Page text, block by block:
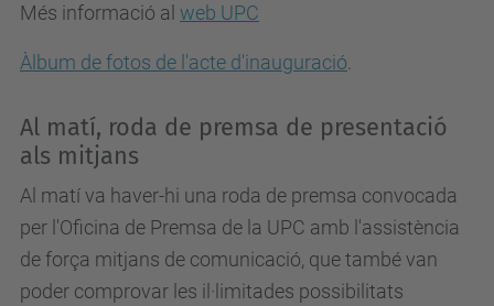
Més informació al web UPC
Àlbum de fotos de l'acte d'inauguració
Al matí, roda de premsa de presentació
als mitjans
Al matí va haver-hi una roda de premsa convocada
per l'Oficina de Premsa de la UPC amb l'assistència
de força mitjans de comunicació, que també van
poder comprovar les il·limitades possibilitats